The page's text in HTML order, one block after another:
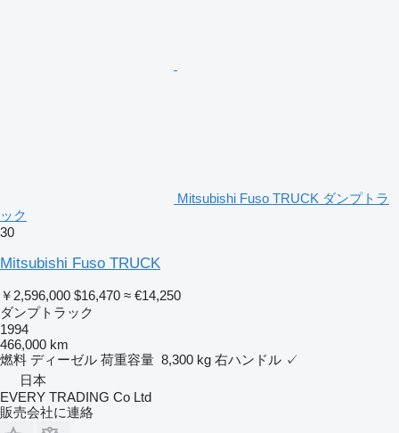
Mitsubishi Fuso TRUCK ダンプトラ
ック
30
Mitsubishi Fuso TRUCK
￥2,596,000 $16,470 ≈ €14,250
ダンプトラック
1994
466,000 km
燃料 ディーゼル 荷重容量 8,300 kg 右ハンドル ✓
日本
EVERY TRADING Co Ltd
販売会社に連絡